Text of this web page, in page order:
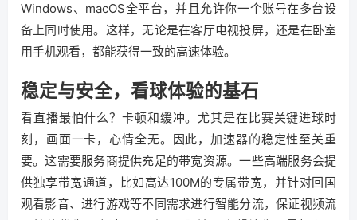
Windows、macOS全平台，并且允许你一个账号在多台设
备上同时使用。这样，无论是在客厅电视投屏，还是在卧室
用手机观看，都能获得一致的高速体验。
稳定与安全，看球体验的基石
看直播最怕什么？卡顿和缓冲。尤其是在比赛关键进球时
刻，画面一卡，心情全无。因此，加速器的稳定性至关重
要。这需要服务商提供充足的带宽资源。一些高端服务会提
供独享带宽通道，比如高达100M的专属带宽，并针对回国
观看影音、进行游戏等不同需求进行智能分流，保证视频流